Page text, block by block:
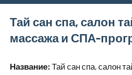
Тай сан спа, салон
массажа и СПА-
Название: Тай сан спа, салон